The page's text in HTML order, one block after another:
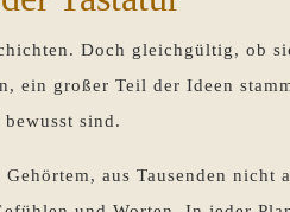
Doch gleichgültig, ob
ein großer Teil der Ideen
sind.
aus Tausenden nicht